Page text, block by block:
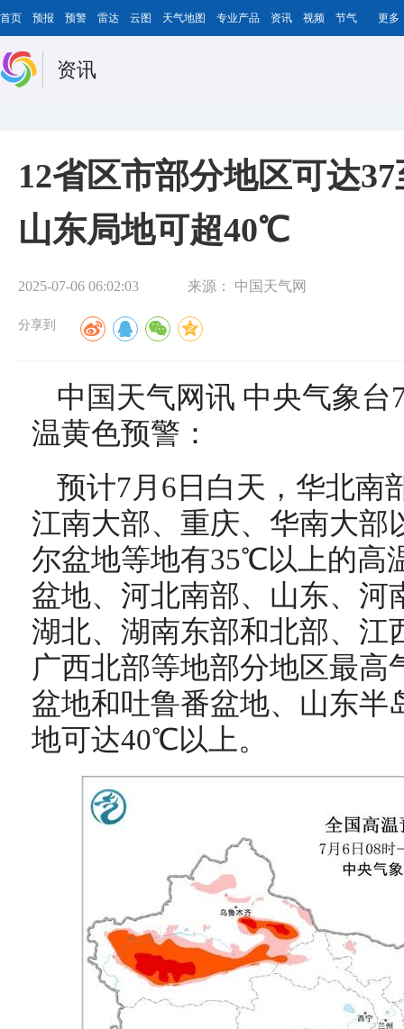
首页 预报 预警 雷达 云图 天气地图 专业产品 资讯 视频 节气 更多
资讯
12省区市部分地区可达
山东局地可超40℃
2025-07-06 06:02:03 来源： 中国天气网
分享到
中国天气网讯 中央气象台
温黄色预警：
预计7月6日白天，华北南
江南大部、重庆、华南大部
尔盆地等地有35℃以上的高
盆地、河北南部、山东、河
湖北、湖南东部和北部、江
广西北部等地部分地区最
盆地和吐鲁番盆地、山东半
地可达40℃以上。